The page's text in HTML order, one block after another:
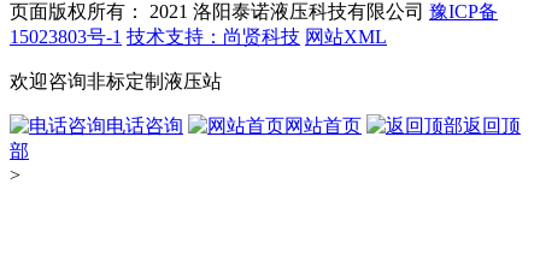
页面版权所有： 2021 洛阳泰诺液压科技有限公司 豫ICP备
15023803号-1 技术支持：尚贤科技 网站XML
欢迎咨询非标定制液压站
电话咨询 网站首页
返回顶
部
>